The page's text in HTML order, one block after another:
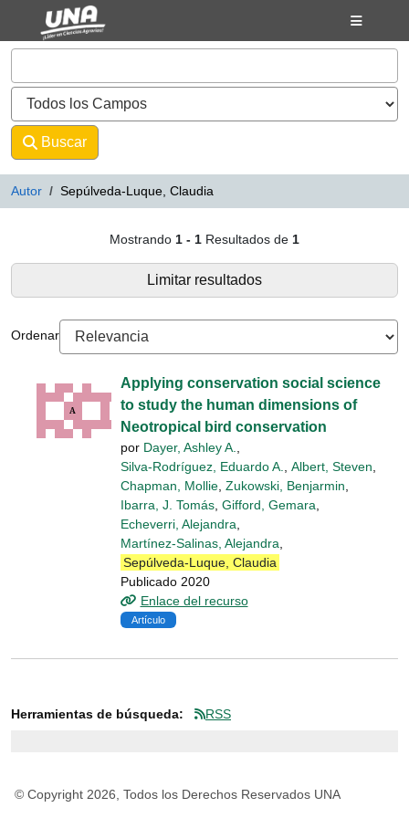
Mostrando1 - 1Resultados de
Saltar al contenido
VuFind
Buscar
Autor Sepúlveda-Luque, Claudia
Mostrando 1 - 1 Resultados de 1
Limitar resultados
Ordenar
Applying conservation social science
to study the human dimensions of
Neotropical bird conservation
por Dayer, Ashley A.
Silva-Rodríguez, Eduardo A.
Albert, Steven
Chapman, Mollie Zukowski, Benjarmin
Ibarra, J. Tomás Gifford, Gemara
Echeverri, Alejandra
Martínez-Salinas, Alejandra
Sepúlveda-Luque, Claudia
Publicado 2020
Enlace del recurso
Artículo
Herramientas de búsqueda: RSS
© Copyright 2026, Todos los Derechos Reservados UNA